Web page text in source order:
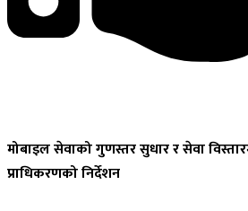
मोबाइलसेवाको गुणस्तर सुधार र सेवा
प्राधिकरणको निर्देशन